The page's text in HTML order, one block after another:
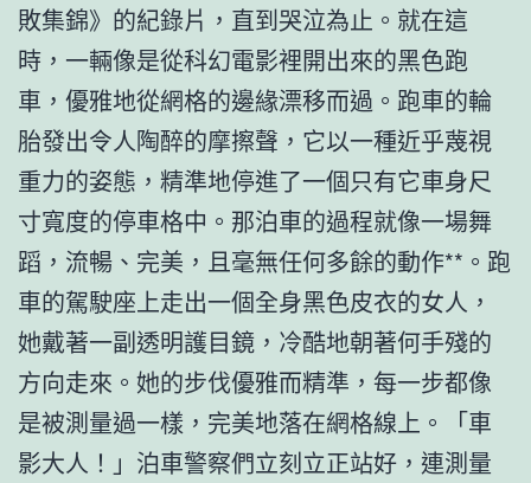
敗集錦》的紀錄片，直到哭泣為止。就在這
時，一輛像是從科幻電影裡開出來的黑色跑
車，優雅地從網格的邊緣漂移而過。跑車的輪
胎發出令人陶醉的摩擦聲，它以一種近乎蔑視
重力的姿態，精準地停進了一個只有它車身尺
寸寬度的停車格中。那泊車的過程就像一場舞
蹈，流暢、完美，且毫無任何多餘的動作**。跑
車的駕駛座上走出一個全身黑色皮衣的女人，
她戴著一副透明護目鏡，冷酷地朝著何手殘的
方向走來。她的步伐優雅而精準，每一步都像
是被測量過一樣，完美地落在網格線上。「車
影大人！」泊車警察們立刻立正站好，連測量